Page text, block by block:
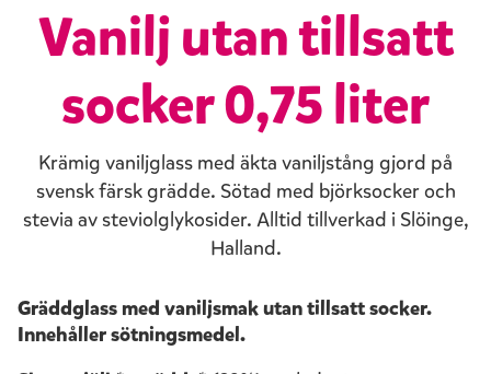
Vanilj utan tillsatt
socker 0,75 liter
Krämig vaniljglass med äkta vaniljstång gjord på
svensk färsk grädde. Sötad med björksocker och
stevia av steviolglykosider. Alltid tillverkad i Slöinge,
Halland.
Gräddglass med vaniljsmakutan tillsatt socker.
Innehåller sötningsmedel.